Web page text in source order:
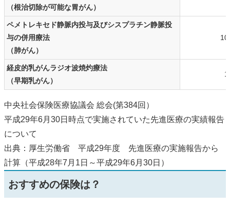
（根治切除が可能な胃がん）
ペメトレキセド静脈内投与及びシスプラチン静脈投
与の併用療法
（肺がん）
経皮的乳がんラジオ波焼灼療法
（早期乳がん）
中央社会保険医療協議会 総会(第384回）
平成29年6月30日時点で実施されていた先進医療の実績報告
について
出典：厚生労働省 平成29年度 先進医療の実施報告から
計算（平成28年7月1日～平成29年6月30日）
おすすめの保険は？